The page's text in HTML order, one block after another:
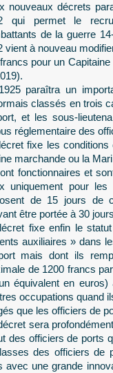
nouveaux décrets
qui permet le
de la guerre
vient à nouveau
pour un
paraîtra un
classés en trois
et les sous-
réglementaire des
fixe les
marchande ou la
fonctionnaires et
uniquement pour
de 15 jours de
être portée à 30
fixe enfin le
auxiliaires » dans
mais dont ils
de 1200 francs
équivalent en
occupations quand
que les officiers de
sera
des officiers de ports
des officiers de
avec une grande